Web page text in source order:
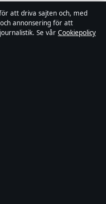
att driva sajten och, med
annonsering för att
Se vår Cookiepolicy